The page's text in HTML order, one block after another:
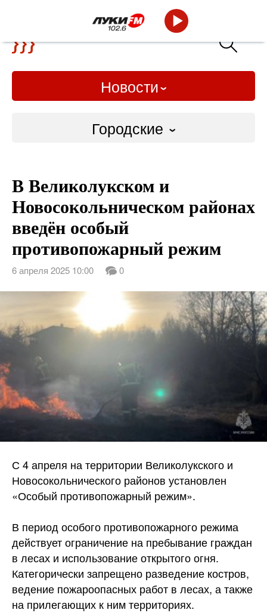
Новости
Городские
Слово Дело
Народные
ВТРК
В Великолукском и
Новосокольническом районах
введён особый
противопожарный режим
6 апреля 2025 10:00 0
С 4 апреля на территории Великолукского и
Новосокольнического районов установлен
«Особый противопожарный режим».
В период особого противопожарного режима
действует ограничение на пребывание граждан
в лесах и использование открытогоогня.
Категорически запрещено разведение костров,
ведение пожароопасных работ в лесах, а также
на прилегающих к ним территориях.